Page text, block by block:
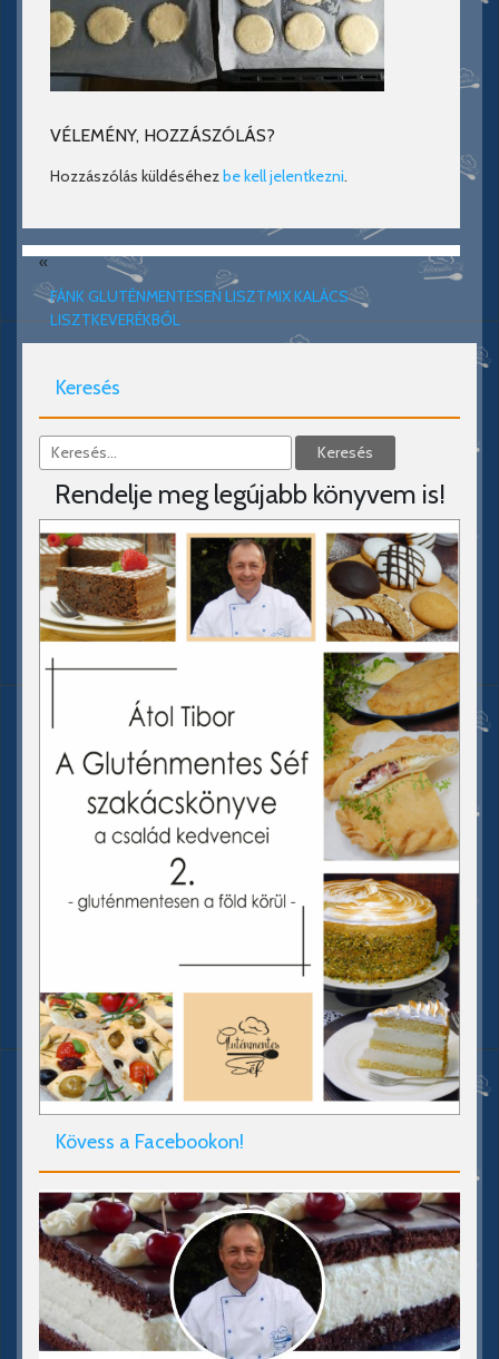
VÉLEMÉNY, HOZZÁSZÓLÁS?
Hozzászólás küldéséhezbe kell jelentkezni.
«
FÁNK GLUTÉNMENTESEN LISZTMIX KALÁCS
LISZTKEVERÉKBŐL
Keresés
Rendelje meg legújabb könyvem is!
Kövess a Facebookon!